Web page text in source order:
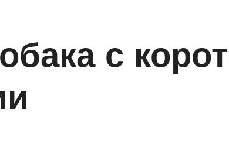
с